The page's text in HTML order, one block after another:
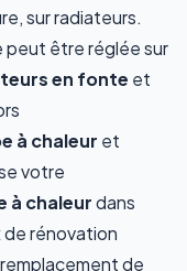
sur radiateurs.
être réglée sur
en fonte et
à chaleur et
votre
à chaleurdans
de rénovation
de